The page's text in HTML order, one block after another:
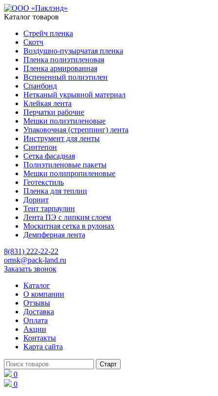
Каталог товаров
Стрейч пленка
Скотч
Воздушно-пузырчатая пленка
Пленка полиэтиленовая
Пленка армированная
Вспененный полиэтилен
Спанбонд
Нетканый укрывной материал
Клейкая лента
Перчатки рабочие
Мешки полиэтиленовые
Упаковочная (стреппинг) лента
Инструмент для ленты
Синтепон
Сетка фасадная
Полиэтиленовые пакеты
Мешки полипропиленовые
Геотекстиль
Пленка для теплиц
Дорнит
Тент тарпаулин
Лента ПЭ с липким слоем
Москитная сетка в рулонах
Демпферная лента
8(831) 222-22-22
omsk@pack-land.ru
Заказать звонок
Каталог
О компании
Отзывы
Доставка
Оплата
Акции
Контакты
Карта сайта
0
0